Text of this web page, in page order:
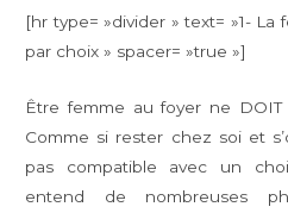
[hr type= »divider » text= »1- La
par choix » spacer= »true »]
Être femme au foyer ne DOIT
Comme si rester chez soi et
pas compatible avec un
entend de nombreuses